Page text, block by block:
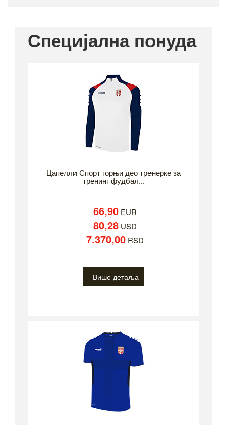
Специјална понуда
Цапелли Спорт горњи део тренерке за
тренинг фудбал...
66,90EUR
80,28USD
7.370,00RSD
Више детаља